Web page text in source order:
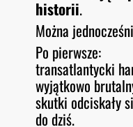
historii.
Można
Po pierwsze:
transatlantycki
wyjątkowo
skutki odciskały
do dziś.